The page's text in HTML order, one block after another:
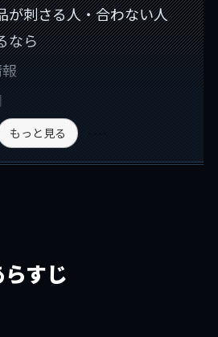
が刺さる人・合わない人
なら
もっと見る
すじ